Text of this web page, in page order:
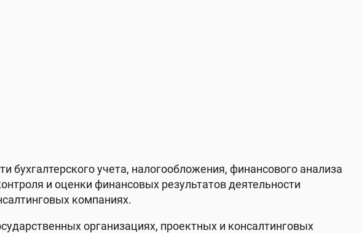
учета, налогообложения, финансового анализа
и оценки финансовых результатов деятельности
компаниях.
организациях, проектных и консалтинговых